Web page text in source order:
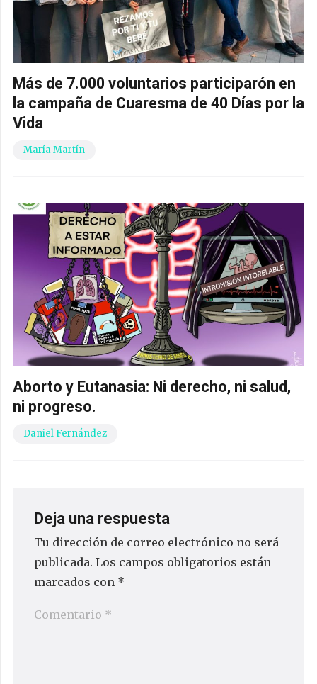
Más de 7.000 voluntarios participarón en
la campaña de Cuaresma de 40 Días por la
Vida
María Martín
Aborto y Eutanasia: Ni derecho, ni salud,
ni progreso.
Daniel Fernández
Deja una respuesta
Tu dirección de correo electrónico no será
publicada. Los campos obligatorios están
marcados con *